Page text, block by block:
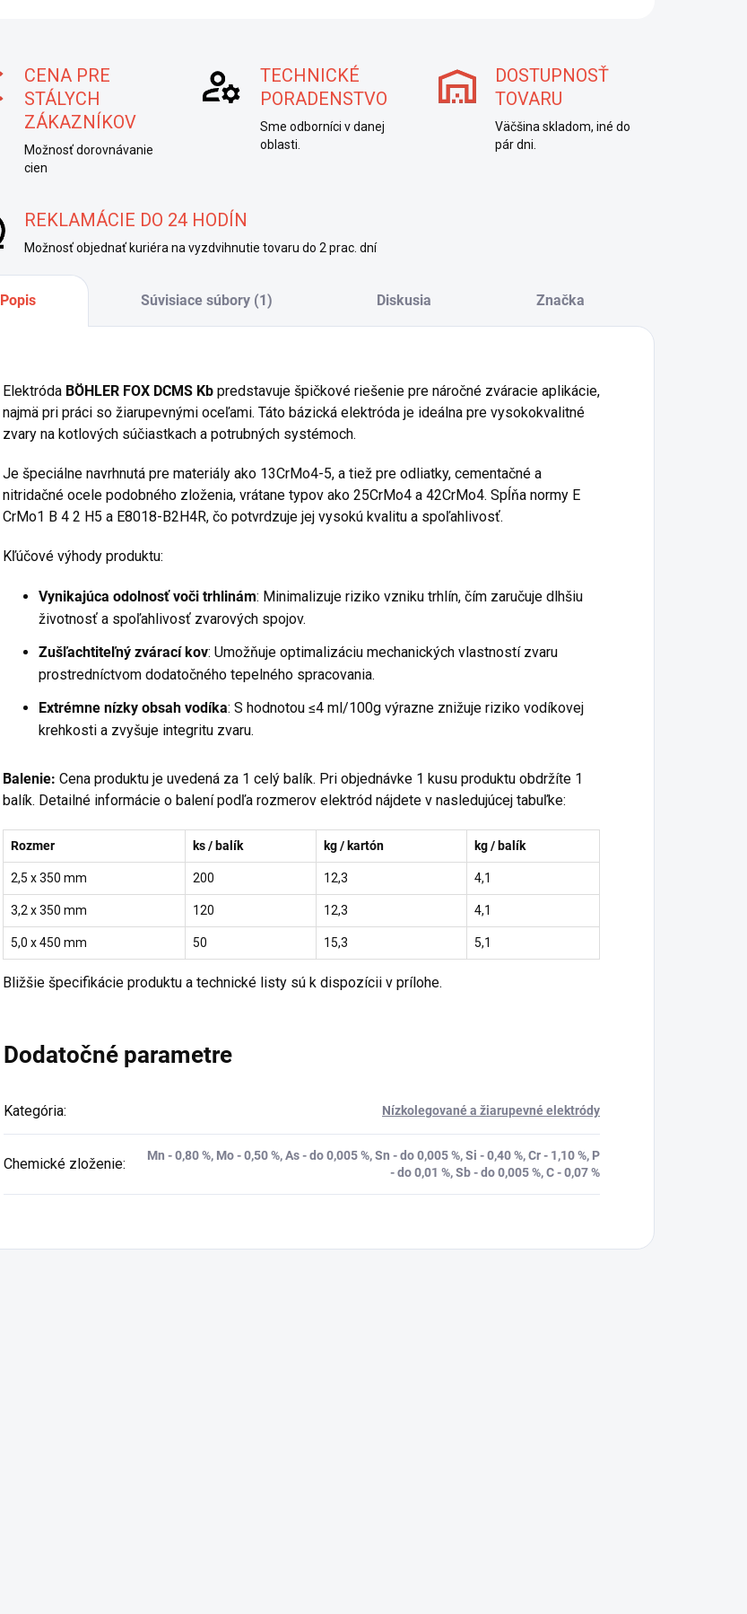
CENA PRE
STÁLYCH
ZÁKAZNÍKOV
Možnosť dorovnávanie
cien
TECHNICKÉ
PORADENSTVO
Sme odborníci v danej
oblasti.
DOSTUPNOSŤ
TOVARU
Väčšina skladom, iné do
pár dni.
REKLAMÁCIE DO 24 HODÍN
Možnosť objednať kuriéra na vyzdvihnutie tovaru do 2 prac. dní
Popis Súvisiace súbory (1) Diskusia Značka
Elektróda BÖHLER FOX DCMS Kb predstavuje špičkové riešenie pre náročné zváracie aplikácie,
najmä pri práci so žiarupevnými oceľami. Táto bázická elektróda je ideálna pre vysokokvalitné
zvary na kotlových súčiastkach a potrubných systémoch.
Je špeciálne navrhnutá pre materiály ako 13CrMo4-5, a tiež pre odliatky, cementačné a
nitridačné ocele podobného zloženia, vrátane typov ako 25CrMo4 a 42CrMo4. Spĺňa normy E
CrMo1 B 4 2 H5 a E8018-B2H4R, čo potvrdzuje jej vysokú kvalitu a spoľahlivosť.
Kľúčové výhody produktu:
Vynikajúca odolnosť voči trhlinám: Minimalizuje riziko vzniku trhlín, čím zaručuje dlhšiu
životnosť a spoľahlivosť zvarových spojov.
Zušľachtiteľný zvárací kov: Umožňuje optimalizáciu mechanických vlastností zvaru
prostredníctvom dodatočného tepelného spracovania.
Extrémne nízky obsah vodíka: S hodnotou ≤4 ml/100g výrazne znižuje riziko vodíkovej
krehkosti a zvyšuje integritu zvaru.
Balenie: Cena produktu je uvedená za 1 celý balík. Pri objednávke 1 kusu produktu obdržíte 1
balík. Detailné informácie o balení podľa rozmerov elektród nájdete v nasledujúcej tabuľke:
Rozmer ks / balík kg / kartón kg / balík
2,5 x 350 mm 200 12,3 4,1
3,2 x 350 mm 120 12,3 4,1
5,0 x 450 mm 50 15,3 5,1
Bližšie špecifikácie produktu a technické listy sú k dispozícii v prílohe.
Dodatočné parametre
Kategória: Nízkolegované a žiarupevné elektródy
Chemické zloženie:
Mn - 0,80 %, Mo - 0,50 %, As - do 0,005 %, Sn - do 0,005 %, Si - 0,40 %, Cr - 1,10 %, P
- do 0,01 %, Sb - do 0,005 %, C - 0,07 %